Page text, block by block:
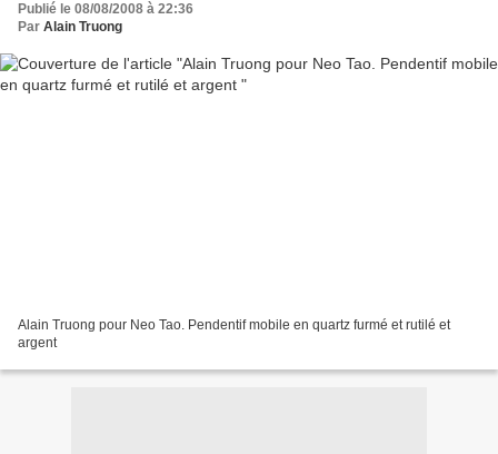
Publié le 08/08/2008 à 22:36
Par Alain Truong
Alain Truong pour Neo Tao. Pendentif mobile en quartz furmé et rutilé et
argent